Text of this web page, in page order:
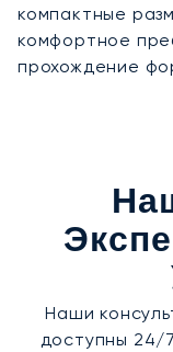
компактные
комфортное
прохождение
Наши
доступны 24/